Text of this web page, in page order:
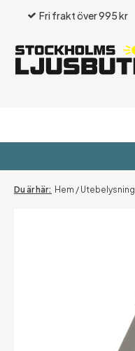
Fri frakt över 995 kr
Hem / Utebelysning